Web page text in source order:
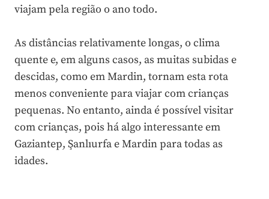
viajam pela região o ano todo.
As distâncias relativamente longas, o clima
quente e, em alguns casos, as muitas subidas e
descidas, como em Mardin, tornam esta rota
menos conveniente para viajar com crianças
pequenas. No entanto, ainda é possível visitar
com crianças, pois há algo interessante em
Gaziantep, Şanlıurfa e Mardin para todas as
idades.